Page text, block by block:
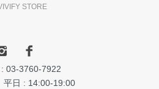
STORE
03-3760-7922
日 : 14:00-19:00